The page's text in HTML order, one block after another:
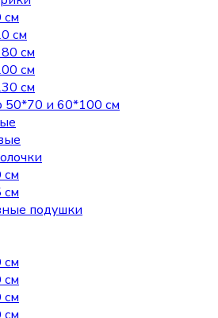
см
см
см
см
см
50*70 и 60*100 см
см
см
подушки
см
см
см